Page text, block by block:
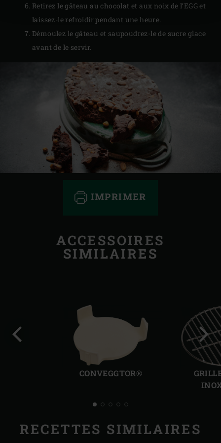
Retirez le gâteau au chocolat et aux noix de l’EGG et
laissez-le refroidir pendant une heure.
Démoulez le gâteau et saupoudrez-le de sucre glace
avant de le servir.
IMPRIMER
ACCESSOIRES
SIMILAIRES
CONVEGGTOR®
RECETTES SIMILAIRES